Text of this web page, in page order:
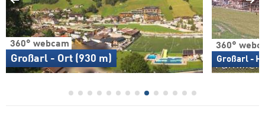
360° webcam
Großarl - Ort (930 m)
360°
Großarl -